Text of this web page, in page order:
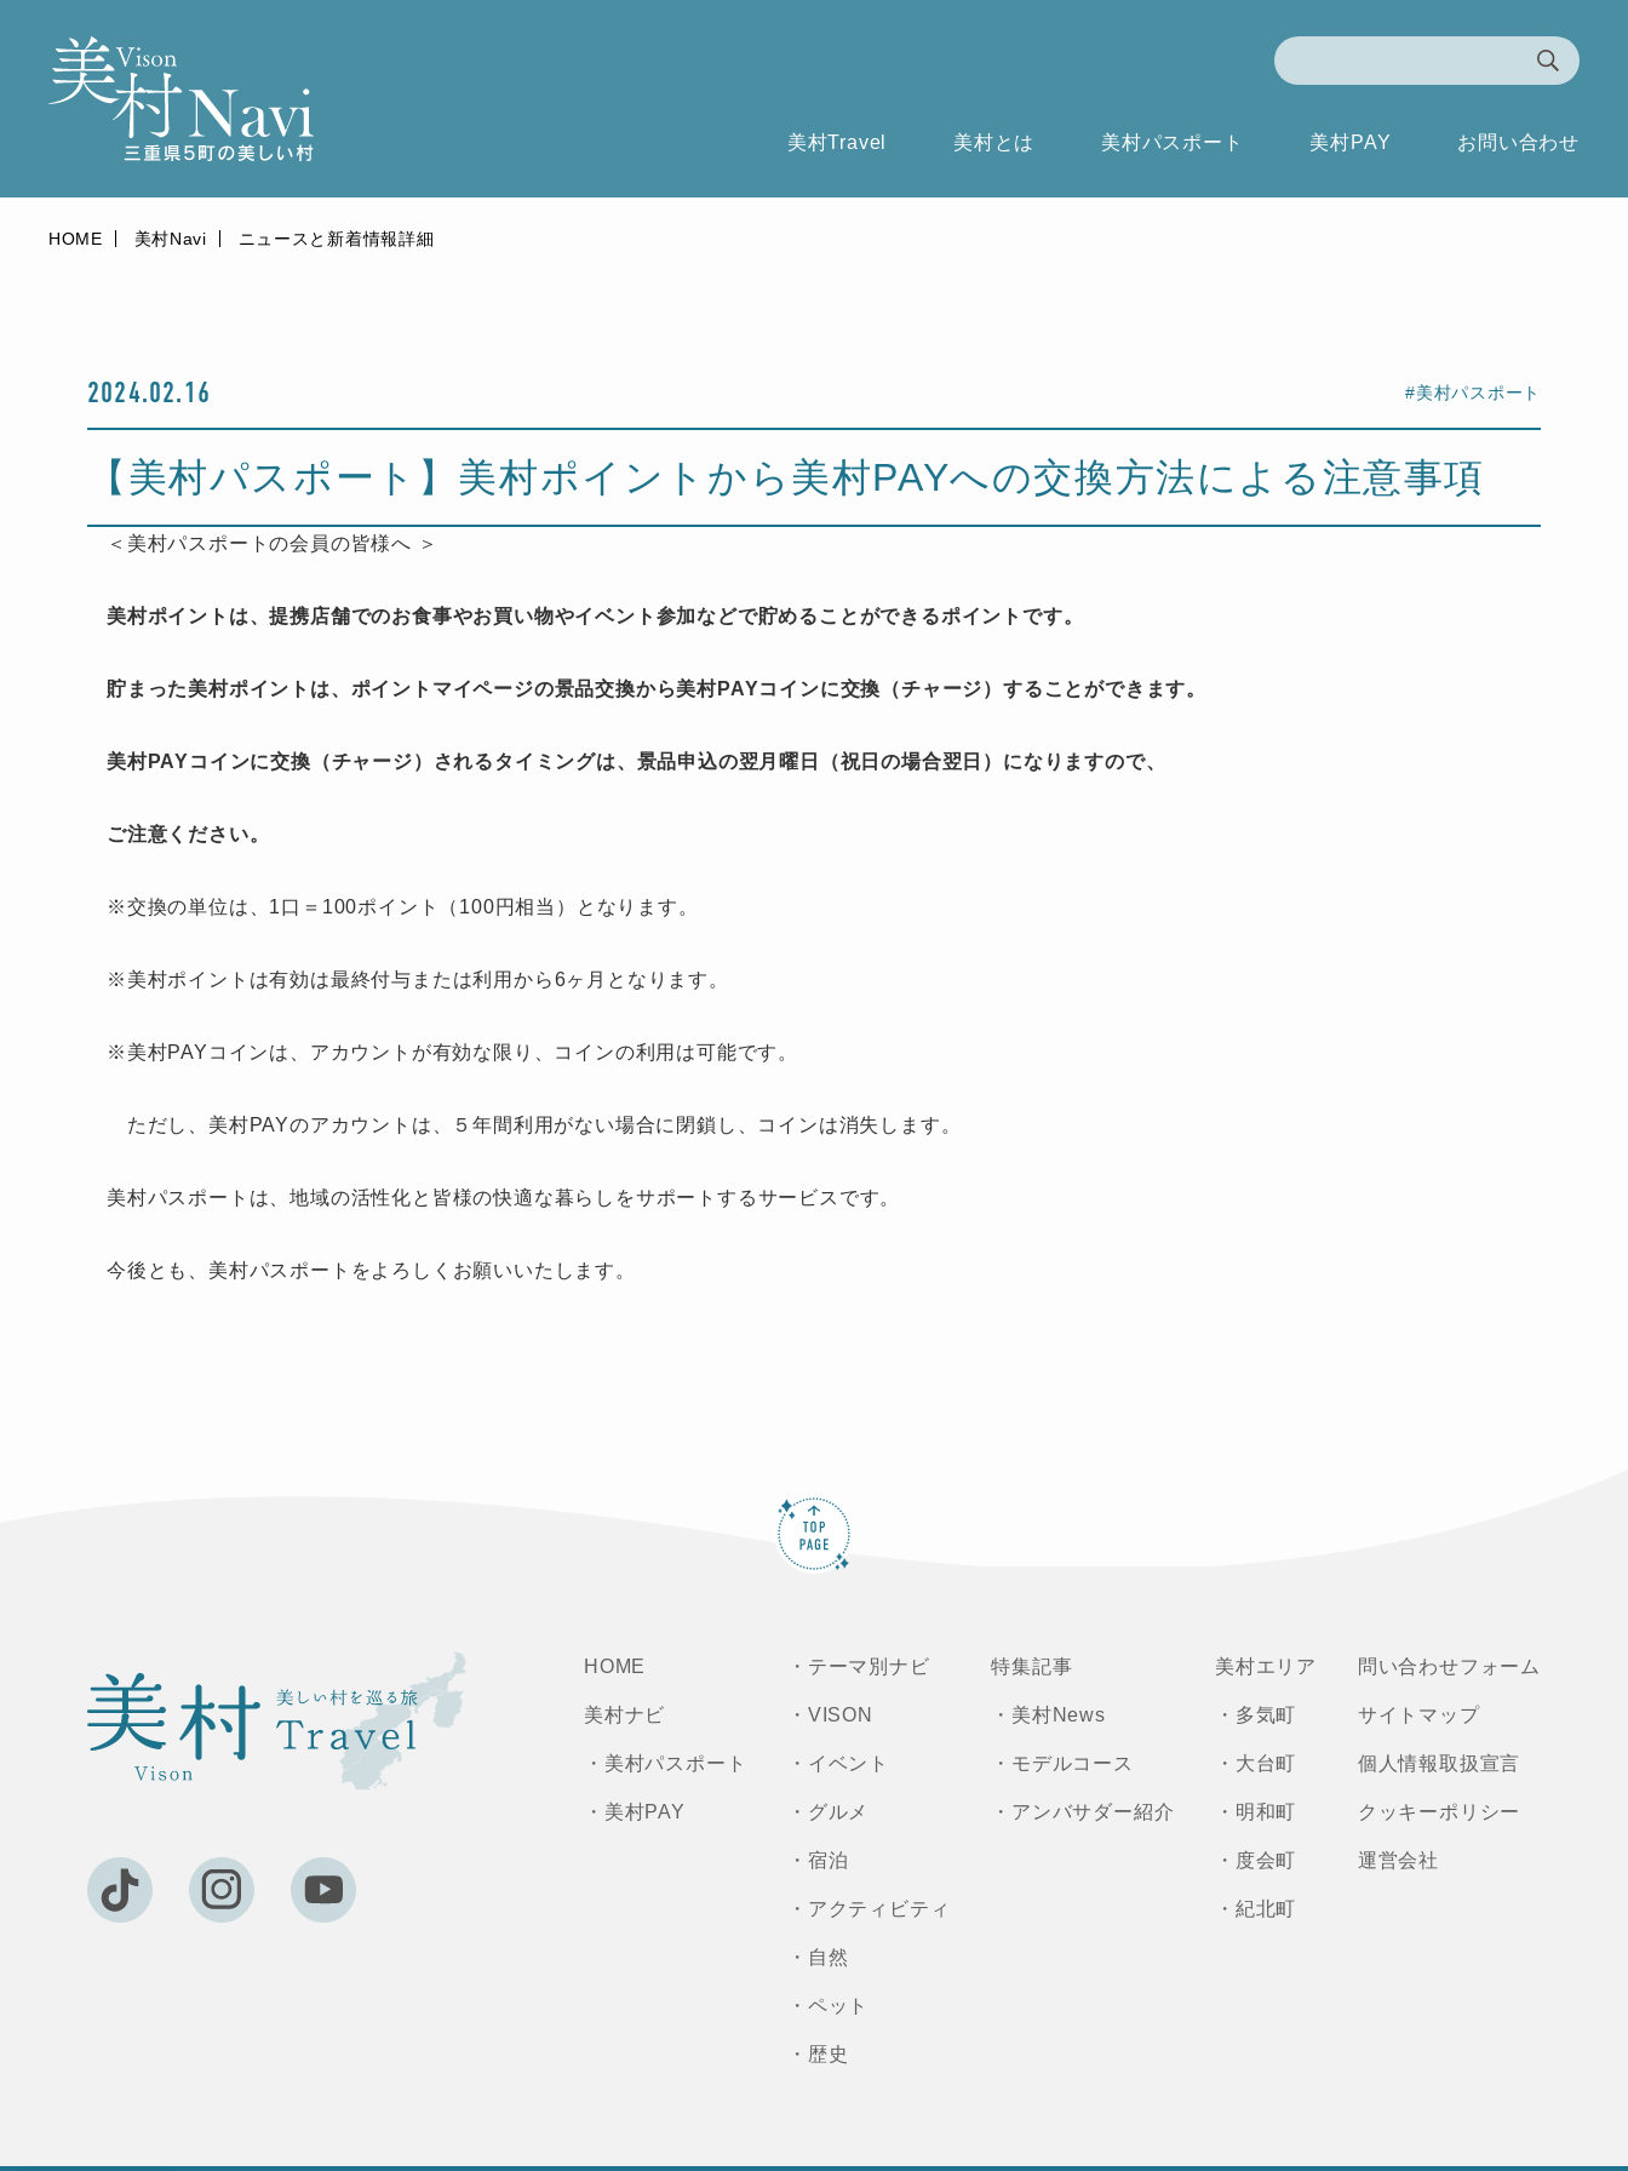
美村Travel 美村とは 美村パスポート 美村PAY お問い合わせ
HOME 美村Navi ニュースと新着情報詳細
2024.02.16 #美村パスポート
【美村パスポート】美村ポイントから美村PAYへの交換方法による注意事項
＜美村パスポートの会員の皆様へ ＞
美村ポイントは、提携店舗でのお食事やお買い物やイベント参加などで貯めることができるポイントです。
貯まった美村ポイントは、ポイントマイページの景品交換から美村PAYコインに交換（チャージ）することができます。
美村PAYコインに交換（チャージ）されるタイミングは、景品申込の翌月曜日（祝日の場合翌日）になりますので、
ご注意ください。
※交換の単位は、1口＝100ポイント（100円相当）となります。
※美村ポイントは有効は最終付与または利用から6ヶ月となります。
※美村PAYコインは、アカウントが有効な限り、コインの利用は可能です。​
ただし、美村PAYのアカウントは、５年間利用がない場合に閉鎖し、コインは消失します。​
美村パスポートは、地域の活性化と皆様の快適な暮らしをサポートするサービスです。
今後とも、美村パスポートをよろしくお願いいたします。
HOME
美村ナビ
・美村パスポート
・美村PAY
・テーマ別ナビ
・VISON
・イベント
・グルメ
・宿泊
・アクティビティ
・自然
・ペット
・歴史
特集記事
・美村News
・モデルコース
・アンバサダー紹介
美村エリア
・多気町
・大台町
・明和町
・度会町
・紀北町
問い合わせフォーム
サイトマップ
個人情報取扱宣言
クッキーポリシー
運営会社